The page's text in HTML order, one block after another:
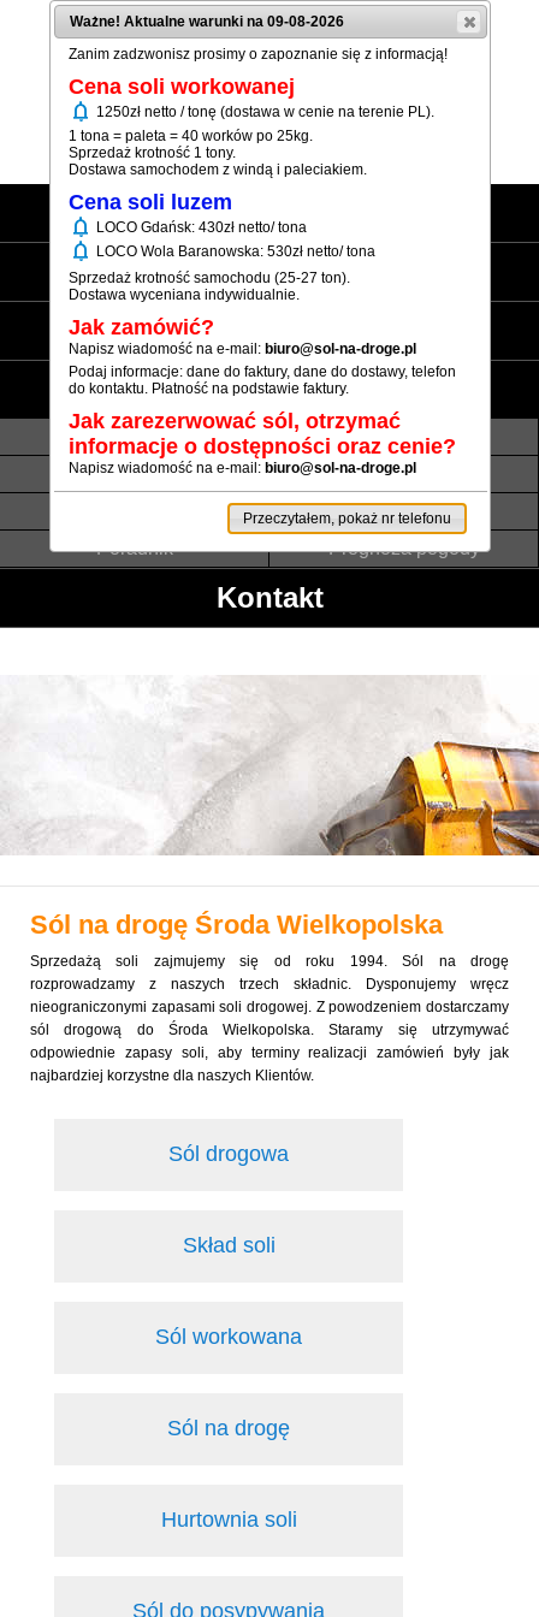
(+48) 12 333 73 21
Strona główna
Sól workowana
Sól luzem
Informacje
Transport luzem
Termin realizacji
Płatność
Atesty i referencje
Poradnik
Prognoza pogody
Kontakt
Sól na drogę Środa Wielkopolska
Sprzedażą soli zajmujemy się od roku 1994. Sól na drogę
rozprowadzamy z naszych trzech składnic. Dysponujemy wręcz
nieograniczonymi zapasami soli drogowej. Z powodzeniem dostarczamy
sól drogową do Środa Wielkopolska. Staramy się utrzymywać
odpowiednie zapasy soli, aby terminy realizacji zamówień były jak
najbardziej korzystne dla naszych Klientów.
Sól drogowa
Skład soli
Sól workowana
Sól na drogę
Hurtownia soli
Sól do posypywania
Ważne! Aktualne warunki na 09-08-2026
Zanim zadzwonisz prosimy o zapoznanie się z informacją!
Cena soli workowanej
notifications 1250zł netto / tonę (dostawa w cenie na terenie PL).
1 tona = paleta = 40 worków po 25kg.
Sprzedaż krotność 1 tony.
Dostawa samochodem z windą i paleciakiem.
Cena soli luzem
notifications LOCO Gdańsk: 430zł netto/ tona
notifications LOCO Wola Baranowska: 530zł netto/ tona
Sprzedaż krotność samochodu (25-27 ton).
Dostawa wyceniana indywidualnie.
Jak zamówić?
Napisz wiadomość na e-mail: biuro@sol-na-droge.pl
Podaj informacje: dane do faktury, dane do dostawy, telefon
do kontaktu. Płatność na podstawie faktury.
Jak zarezerwować sól, otrzymać
informacje o dostępności oraz cenie?
Napisz wiadomość na e-mail: biuro@sol-na-droge.pl
Przeczytałem, pokaż nr telefonu